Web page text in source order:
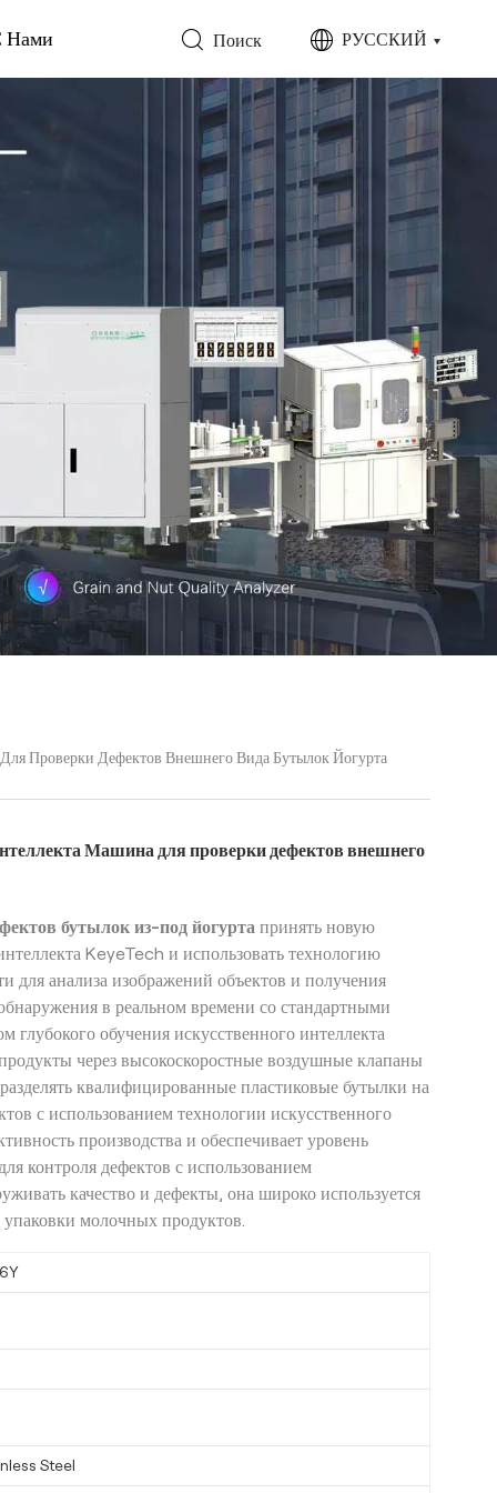
Нами Поиск РУССКИЙ
Проверки Дефектов Внешнего Вида Бутылок Йогурта
Машина для проверки дефектов внешнего
бутылок из-под йогурта принять новую
KeyeTech и использовать технологию
для анализа изображений объектов и получения
в реальном времени со стандартными
глубокого обучения искусственного интеллекта
через высокоскоростные воздушные клапаны
квалифицированные пластиковые бутылки на
с использованием технологии искусственного
производства и обеспечивает уровень
контроля дефектов с использованием
качество и дефекты, она широко используется
упаковки молочных продуктов.
Steel